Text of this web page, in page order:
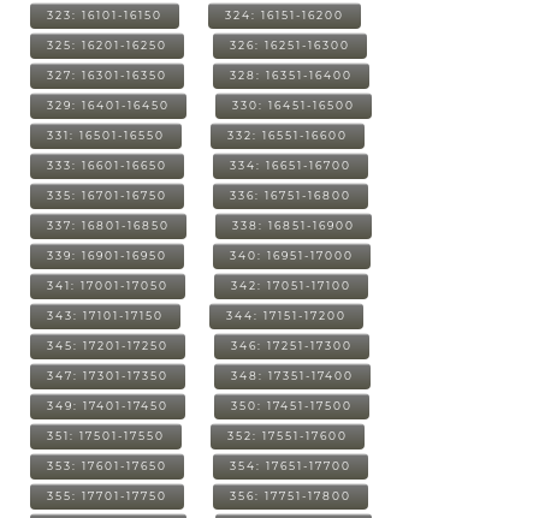
323: 16101-16150 324: 16151-16200
325: 16201-16250 326: 16251-16300
327: 16301-16350 328: 16351-16400
329: 16401-16450 330: 16451-16500
331: 16501-16550 332: 16551-16600
333: 16601-16650 334: 16651-16700
335: 16701-16750 336: 16751-16800
337: 16801-16850 338: 16851-16900
339: 16901-16950 340: 16951-17000
341: 17001-17050 342: 17051-17100
343: 17101-17150 344: 17151-17200
345: 17201-17250 346: 17251-17300
347: 17301-17350 348: 17351-17400
349: 17401-17450 350: 17451-17500
351: 17501-17550 352: 17551-17600
353: 17601-17650 354: 17651-17700
355: 17701-17750 356: 17751-17800